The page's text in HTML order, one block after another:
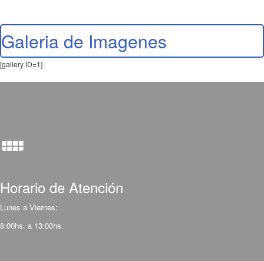
Galeria de Imagenes
[gallery ID=1]
Horario de Atención
Lunes a Viernes:
8:00hs. a 13:00hs.